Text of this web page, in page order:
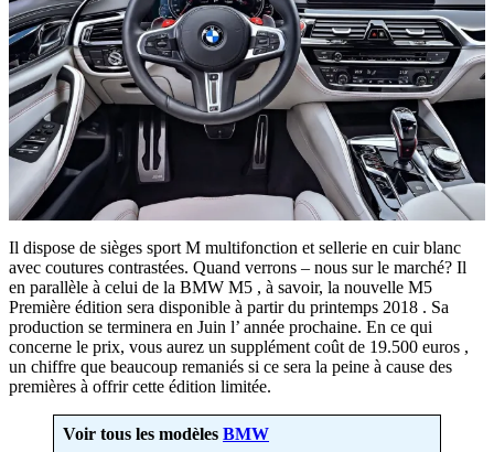
Il dispose de sièges sport M multifonction et sellerie en cuir blanc
avec coutures contrastées. Quand verrons – nous sur le marché? Il
en parallèle à celui de la BMW M5 , à savoir, la nouvelle M5
Première édition sera disponible à partir du printemps 2018 . Sa
production se terminera en Juin l’ année prochaine. En ce qui
concerne le prix, vous aurez un supplément coût de 19.500 euros ,
un chiffre que beaucoup remaniés si ce sera la peine à cause des
premières à offrir cette édition limitée.
Voir tous les modèles BMW